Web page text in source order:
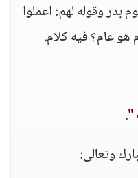
بدر وقوله لهم: اعملوا
هو عام؟ فيه كلام.
"
.
وتعالى: